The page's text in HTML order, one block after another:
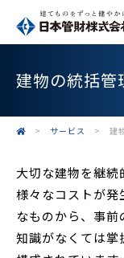
建物の統括管
> サービス > 建
大切な建物を継
様々なコストが
なものから、事
知識がなくては掌